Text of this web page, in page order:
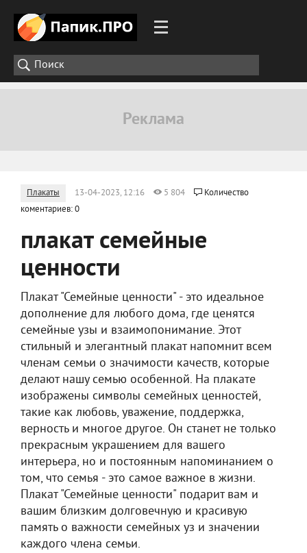
Плакаты 13-04-2023, 12:16 5 804
Количество
коментариев: 0
плакат семейные
ценности
Плакат "Семейные ценности" - это идеальное
дополнение для любого дома, где ценятся
семейные узы и взаимопонимание. Этот
стильный и элегантный плакат напомнит всем
членам семьи о значимости качеств, которые
делают нашу семью особенной. На плакате
изображены символы семейных ценностей,
такие как любовь, уважение, поддержка,
верность и многое другое. Он станет не только
прекрасным украшением для вашего
интерьера, но и постоянным напоминанием о
том, что семья - это самое важное в жизни.
Плакат "Семейные ценности" подарит вам и
вашим близким долговечную и красивую
память о важности семейных уз и значении
каждого члена семьи.